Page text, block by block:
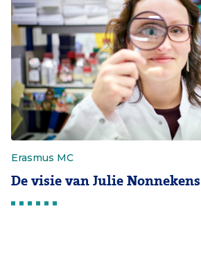
Erasmus MC
De visie van Julie Nonnekens